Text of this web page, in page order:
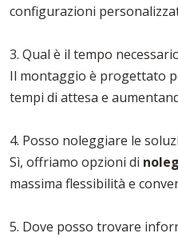
configurazioni
3. Qual è il tempo
Il montaggio è progettato
tempi di attesa e
4. Posso noleggiare le
Sì, offriamo opzioni di
massima flessibilità e
5. Dove posso trovare